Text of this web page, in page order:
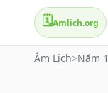
🗓️Amlich.org
Âm Lịch>Năm